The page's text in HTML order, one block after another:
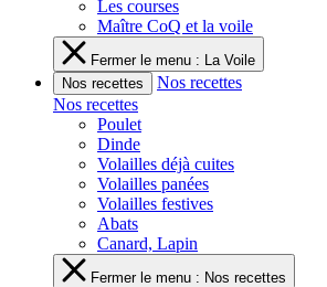
Les courses
Maître CoQ et la voile
Fermer le menu : La Voile
Nos recettes
Nos recettes
Nos recettes
Poulet
Dinde
Volailles déjà cuites
Volailles panées
Volailles festives
Abats
Canard, Lapin
Fermer le menu : Nos recettes